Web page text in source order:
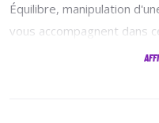
Équilibre, manipulation
vous accompagnent dans
L'ensemble du matériel